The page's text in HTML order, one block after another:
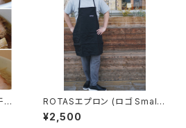
ラ
&
ROTASエプロン (ロゴ Small
Ver)
¥2,500